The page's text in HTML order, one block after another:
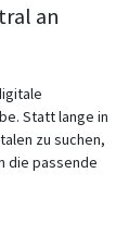
an
Statt lange in
zu suchen,
die passende